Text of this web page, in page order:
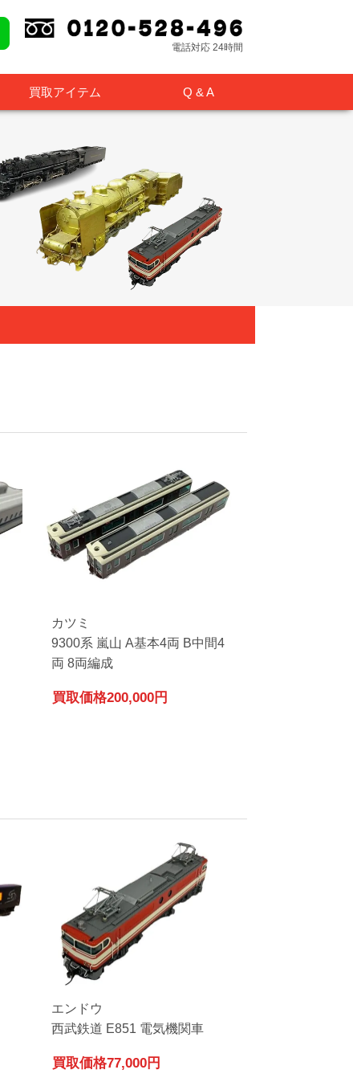
電話対応 24時間
買取アイテム Q & A
カツミ
9300系 嵐山 A基本4両 B中間4
両 8両編成
買取価格200,000円
エンドウ
西武鉄道 E851 電気機関車
買取価格77,000円